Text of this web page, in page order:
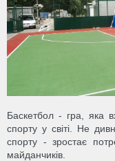
Баскетбол - гра, яка
спорту у світі. Не
спорту - зростає
майданчиків.